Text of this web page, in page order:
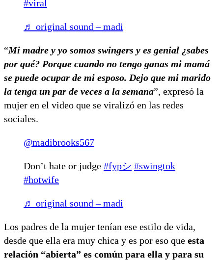
#viral
♬ original sound – madi
“Mi madre y yo somos swingers y es genial ¿sabes
por qué? Porque cuando no tengo ganas mi mamá
se puede ocupar de mi esposo. Dejo que mi marido
la tenga un par de veces a la semana”, expresó la
mujer en el video que se viralizó en las redes
sociales.
@madibrooks567
Don’t hate or judge #fypシ #swingtok
#hotwife
♬ original sound – madi
Los padres de la mujer tenían ese estilo de vida,
desde que ella era muy chica y es por eso que esta
relación “abierta” es común para ella y para su